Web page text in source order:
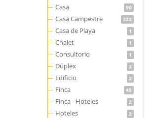
Casa 90
Casa Campestre 222
Casa de Playa 1
Chalet 1
Consultorio 1
Dúplex 2
Edificio 2
Finca 45
Finca - Hoteles 2
Hoteles 2